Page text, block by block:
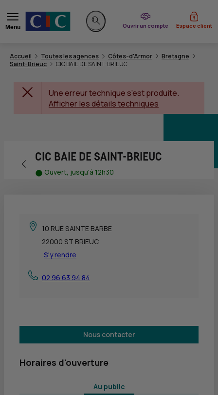
Menu
Rechercher sur le site
Ouvrir un compte
du CIC Espace client
Accueil Toutes les agences Côtes-d'Armor
Bretagne
Saint-Brieuc
CIC BAIE DE SAINT-BRIEUC
Une erreur technique s'est produite.
Afficher les détails techniques
Retour vers la page précédente
CIC BAIE DE SAINT-BRIEUC
Ouvert, jusqu'à 12h30
10 RUE SAINTE BARBE
22000 ST BRIEUC
S'y rendre
02 96 63 94 84
Nous contacter
Horaires d'ouverture
Au public